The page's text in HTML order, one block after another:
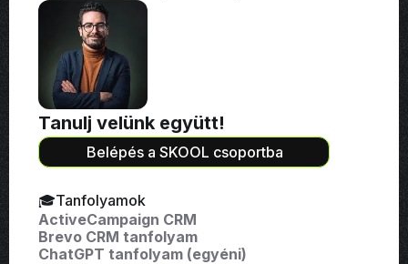
Tanulj velünk együtt!
Belépés a SKOOL csoportba
🎓Tanfolyamok
ActiveCampaign CRM
Brevo CRM tanfolyam
ChatGPT tanfolyam (egyéni)